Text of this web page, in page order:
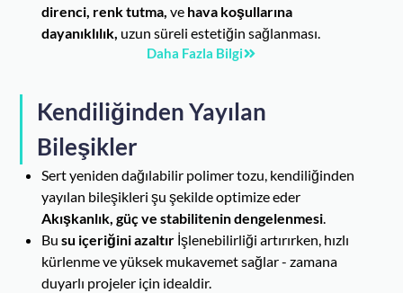
direnci, renk tutma,ve hava koşullarına
dayanıklılık, uzun süreli estetiğin sağlanması.
Daha Fazla Bilgi
Kendiliğinden Yayılan
Bileşikler
Sert yeniden dağılabilir polimer tozu, kendiliğinden
yayılan bileşikleri şu şekilde optimize eder
Akışkanlık, güç ve stabilitenin dengelenmesi.
Busu içeriğini azaltır İşlenebilirliği artırırken, hızlı
kürlenme ve yüksek mukavemet sağlar - zamana
duyarlı projeler için idealdir.